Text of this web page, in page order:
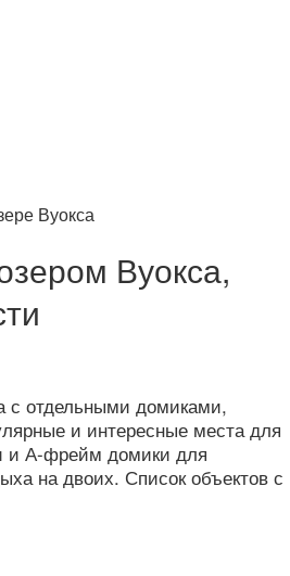
Вуокса
Вуокса,
с отдельными домиками,
и интересные места для
и А-фрейм домики для
на двоих. Список объектов с